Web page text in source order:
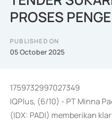
PROSES
PUBLISHED ON
05 October 2025
1759732997027349
IQPlus, (6/10) - PT Minna
(IDX: PADI) memberikan